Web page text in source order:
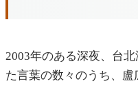
2003年のある深夜、台
た言葉の数々のうち、